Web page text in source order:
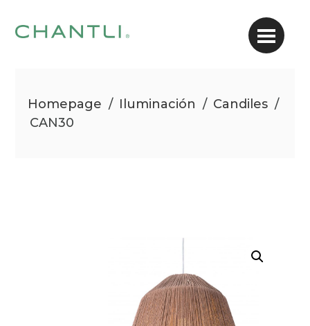
Homepage / Iluminación / Candiles /
CAN30